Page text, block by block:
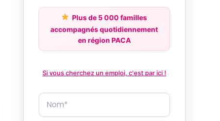
Plus de 5 000 familles
accompagnés quotidiennement
en région PACA
Si vous cherchez un emploi, c'est par ici !